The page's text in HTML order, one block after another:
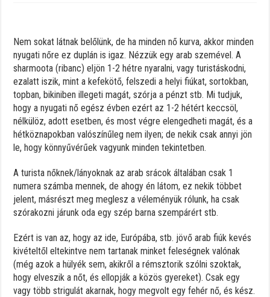
Nem sokat látnak belőlünk, de ha minden nő kurva, akkor minden
nyugati nőre ez duplán is igaz. Nézzük egy arab szemével. A
sharmoota (ribanc) eljön 1-2 hétre nyaralni, vagy turistáskodni,
ezalatt iszik, mint a kefekötő, felszedi a helyi fiúkat, sortokban,
topban, bikiniben illegeti magát, szórja a pénzt stb. Mi tudjuk,
hogy a nyugati nő egész évben ezért az 1-2 hétért keccsöl,
nélkülöz, adott esetben, és most végre elengedheti magát, és a
hétköznapokban valószínűleg nem ilyen; de nekik csak annyi jön
le, hogy könnyűvérűek vagyunk minden tekintetben.
A turista nőknek/lányoknak az arab srácok általában csak 1
numera számba mennek, de ahogy én látom, ez nekik többet
jelent, másrészt meg meglesz a véleményük rólunk, ha csak
szórakozni járunk oda egy szép barna szempárért stb.
Ezért is van az, hogy az ide, Európába, stb. jövő arab fiúk kevés
kivételtől eltekintve nem tartanak minket feleségnek valónak
(még azok a hülyék sem, akikről a rémsztorik szólni szoktak,
hogy elveszik a nőt, és ellopják a közös gyereket). Csak egy
vagy több strigulát akarnak, hogy megvolt egy fehér nő, és kész.